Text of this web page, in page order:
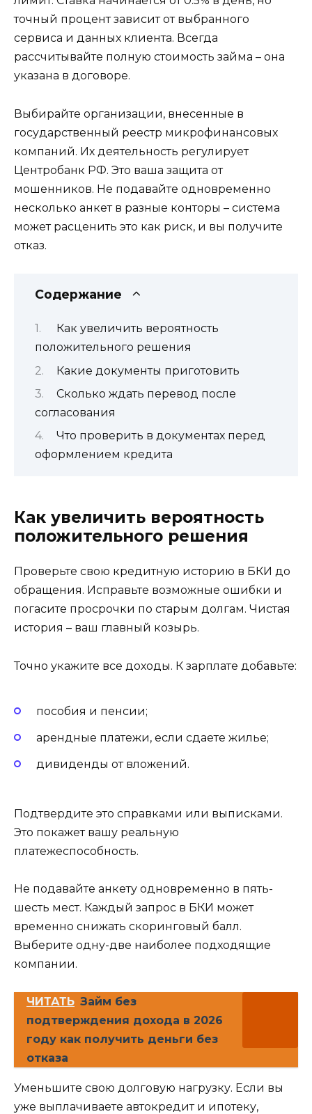
точный процент зависит от выбранного
сервиса и данных клиента. Всегда
рассчитывайте полную стоимость займа – она
указана в договоре.
Выбирайте организации, внесенные в
государственный реестр микрофинансовых
компаний. Их деятельность регулирует
Центробанк РФ. Это ваша защита от
мошенников. Не подавайте одновременно
несколько анкет в разные конторы – система
может расценить это как риск, и вы получите
отказ.
Содержание
Как увеличить вероятность
положительного решения
Какие документы приготовить
Сколько ждать перевод после
согласования
Что проверить в документах перед
оформлением кредита
Как увеличить вероятность
положительного решения
Проверьте свою кредитную историю в БКИ до
обращения. Исправьте возможные ошибки и
погасите просрочки по старым долгам. Чистая
история – ваш главный козырь.
Точно укажите все доходы. К зарплате добавьте:
пособия и пенсии;
арендные платежи, если сдаете жилье;
дивиденды от вложений.
Подтвердите это справками или выписками.
Это покажет вашу реальную
платежеспособность.
Не подавайте анкету одновременно в пять-
шесть мест. Каждый запрос в БКИ может
временно снижать скоринговый балл.
Выберите одну-две наиболее подходящие
компании.
ЧИТАТЬ Займ без
подтверждения дохода в 2026
году как получить деньги без
отказа
Уменьшите свою долговую нагрузку. Если вы
уже выплачиваете автокредит и ипотеку,